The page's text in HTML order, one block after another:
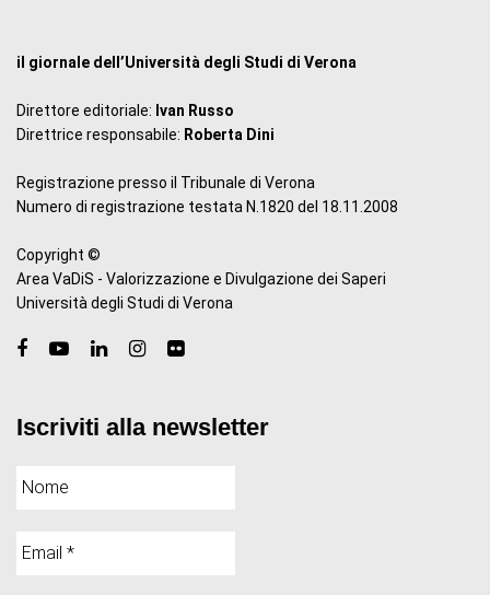
il giornale dell’Università degli Studi di Verona
Direttore editoriale: Ivan Russo
Direttrice responsabile: Roberta Dini
Registrazione presso il Tribunale di Verona
Numero di registrazione testata N.1820 del 18.11.2008
Copyright ©
Area VaDiS - Valorizzazione e Divulgazione dei Saperi
Università degli Studi di Verona
Iscriviti alla newsletter